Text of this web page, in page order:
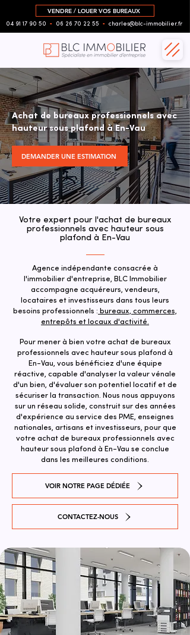
VENDRE / LOUER VOS BUREAUX
04 91 17 90 50 ▪︎ 06 26 70 22 55 ▪︎ charles@blc-immobilier.fr
Achat de bureaux professionnels avec
hauteur sous plafond à En-Vau
DEMANDER UNE ESTIMATION
Votre expert pour l'achat de bureaux
professionnels avec hauteur sous
plafond à En-Vau
Agence indépendante consacrée à
l'immobilier d'entreprise, BLC Immobilier
accompagne acquéreurs, vendeurs,
locataires et investisseurs dans tous leurs
besoins professionnels : bureaux, commerces,
entrepôts et locaux d'activité.
Pour mener à bien votre achat de bureaux
professionnels avec hauteur sous plafond à
En-Vau, vous bénéficiez d'une équipe
réactive, capable d'analyser la valeur vénale
d'un bien, d'évaluer son potentiel locatif et de
sécuriser la transaction. ​Nous nous appuyons
sur un réseau solide, construit sur des années
d'expérience au service des PME, enseignes
nationales, artisans et investisseurs, pour que
votre achat de bureaux professionnels avec
hauteur sous plafond à En-Vau se conclue
dans les meilleures conditions.
VOIR NOTRE PAGE DÉDIÉE
CONTACTEZ-NOUS